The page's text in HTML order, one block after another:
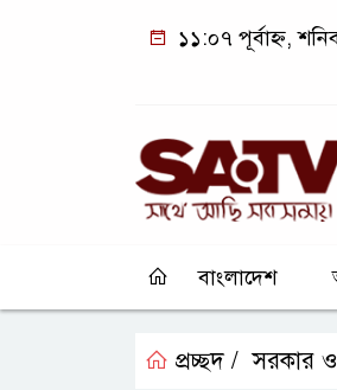
১১:০৭ পূর্বাহ্ন,
বাংলাদেশ
প্রচ্ছদ / সরকার